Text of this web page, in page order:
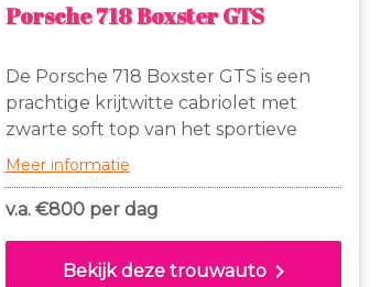
Porsche 718 Boxster GTS
De Porsche 718 Boxster GTS is een
prachtige krijtwitte cabriolet met
zwarte soft top van het sportieve
Duitse merk Porsche. Deze uitvoering
is voorzien van een volledig met
zwart leer en alcantara bekleed
Meer informatie
v.a. €800 per dag
Bekijk deze trouwautochevron_right